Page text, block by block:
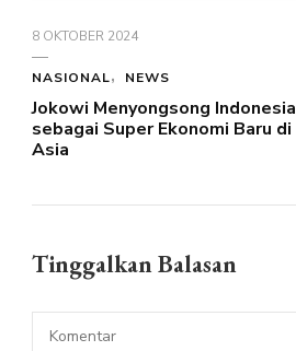
8 OKTOBER 2024
NASIONAL NEWS
Jokowi Menyongsong Indonesia
sebagai Super Ekonomi Baru di
Asia
Tinggalkan Balasan